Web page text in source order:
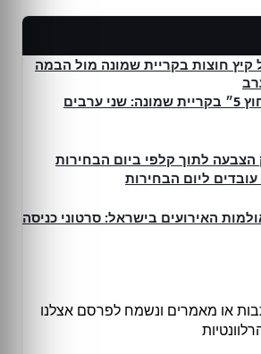
פסטיבל ״יוצאים בחוץ 5״ בקריית שמונה: שני ערבים
ליום הבחירות
האירועים בישראל: סרטוני כניסה
או מאמרים ונשמח לפרסם אצלנו